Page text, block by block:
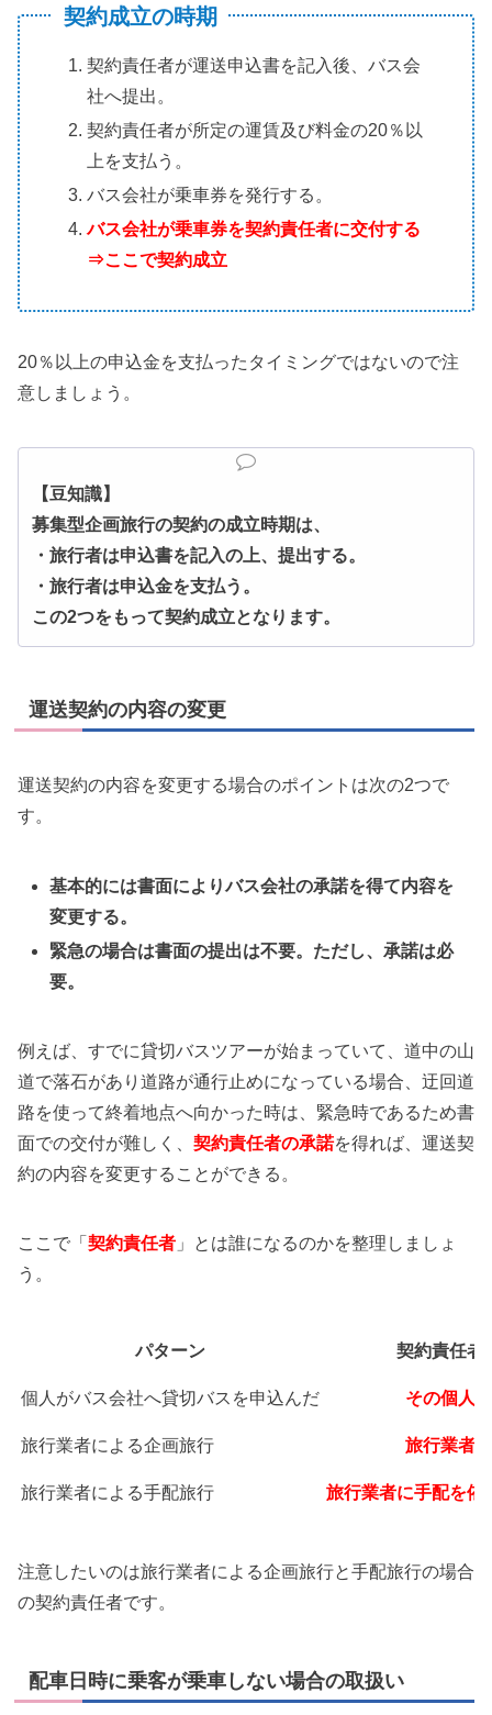
契約成立の時期
契約責任者が運送申込書を記入後、バス会
社へ提出。
契約責任者が所定の運賃及び料金の20％以
上を支払う。
バス会社が乗車券を発行する。
バス会社が乗車券を契約責任者に交付する
⇒ここで契約成立
20％以上の申込金を支払ったタイミングではないので注
意しましょう。
【豆知識】
募集型企画旅行の契約の成立時期は、
・旅行者は申込書を記入の上、提出する。
・旅行者は申込金を支払う。
この2つをもって契約成立となります。
運送契約の内容の変更
運送契約の内容を変更する場合のポイントは次の2つで
す。
基本的には書面によりバス会社の承諾を得て内容を
変更する。
緊急の場合は書面の提出は不要。ただし、承諾は必
要。
例えば、すでに貸切バスツアーが始まっていて、道中の山
道で落石があり道路が通行止めになっている場合、迂回道
路を使って終着地点へ向かった時は、緊急時であるため書
面での交付が難しく、 契約責任者の承諾を得れば、運送契
約の内容を変更することができる。
ここで「 契約責任者 」とは誰になるのかを整理しましょ
う。
パターン 契約責任者
個人がバス会社へ貸切バスを申込んだ その個人
旅行業者による企画旅行 旅行業者
旅行業者による手配旅行 旅行業者に手配を依
注意したいのは旅行業者による企画旅行と手配旅行の場合
の契約責任者です。
配車日時に乗客が乗車しない場合の取扱い